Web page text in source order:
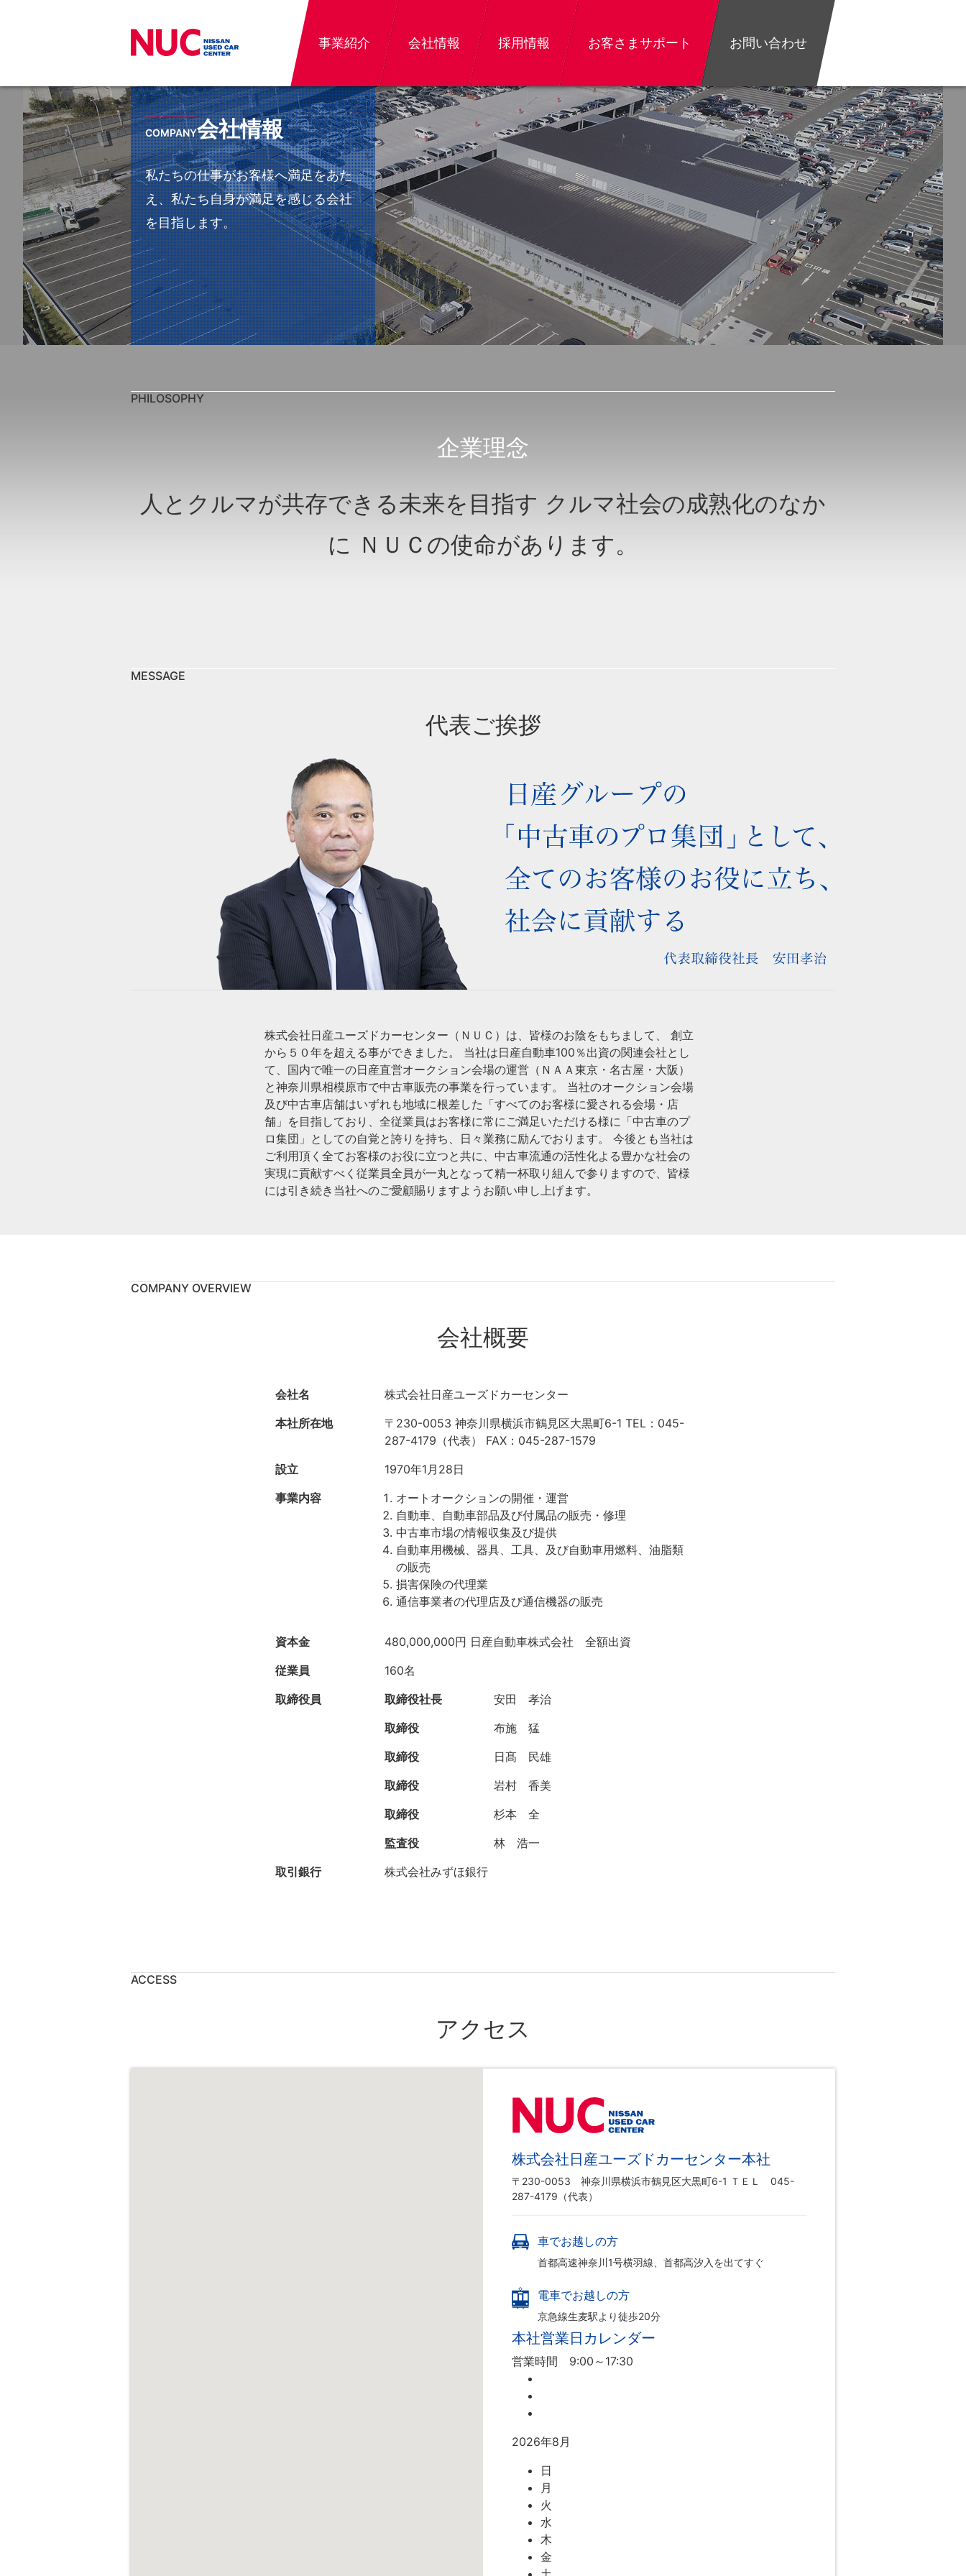
事業紹介 会社情報 採用情報 お客さまサポート お問い合わせ
COMPANY会社情報
私たちの仕事がお客様へ満足をあた
え、私たち自身が満足を感じる会社
を目指します。
PHILOSOPHY
企業理念
人とクルマが共存できる未来を目指す クルマ社会の成熟化のなか
に ＮＵＣの使命があります。
MESSAGE
代表ご挨拶
株式会社日産ユーズドカーセンター（ＮＵＣ）は、皆様のお陰をもちまして、 創立
から５０年を超える事ができました。 当社は日産自動車100％出資の関連会社とし
て、国内で唯一の日産直営オークション会場の運営（ＮＡＡ東京・名古屋・大阪）
と神奈川県相模原市で中古車販売の事業を行っています。 当社のオークション会場
及び中古車店舗はいずれも地域に根差した「すべてのお客様に愛される会場・店
舗」を目指しており、全従業員はお客様に常にご満足いただける様に「中古車のプ
ロ集団」としての自覚と誇りを持ち、日々業務に励んでおります。 今後とも当社は
ご利用頂く全てお客様のお役に立つと共に、中古車流通の活性化よる豊かな社会の
実現に貢献すべく従業員全員が一丸となって精一杯取り組んで参りますので、皆様
には引き続き当社へのご愛顧賜りますようお願い申し上げます。
COMPANY OVERVIEW
会社概要
会社名
株式会社日産ユーズドカーセンター
本社所在地
〒230-0053 神奈川県横浜市鶴見区大黒町6-1 TEL：045-
287-4179（代表） FAX：045-287-1579
設立
1970年1月28日
事業内容
オートオークションの開催・運営
自動車、自動車部品及び付属品の販売・修理
中古車市場の情報収集及び提供
自動車用機械、器具、工具、及び自動車用燃料、油脂類
の販売
損害保険の代理業
通信事業者の代理店及び通信機器の販売
資本金
480,000,000円 日産自動車株式会社 全額出資
従業員
160名
取締役員
取締役社長
安田 孝治
取締役
布施 猛
取締役
日髙 民雄
取締役
岩村 香美
取締役
杉本 全
監査役
林 浩一
取引銀行
株式会社みずほ銀行
ACCESS
アクセス
株式会社日産ユーズドカーセンター本社
〒230-0053 神奈川県横浜市鶴見区大黒町6-1 ＴＥＬ 045-
287-4179（代表）
車でお越しの方
首都高速神奈川1号横羽線、首都高汐入を出てすぐ
電車でお越しの方
京急線生麦駅より徒歩20分
本社営業日カレンダー
営業時間 9:00～17:30
2026年8月
日
月
火
水
木
金